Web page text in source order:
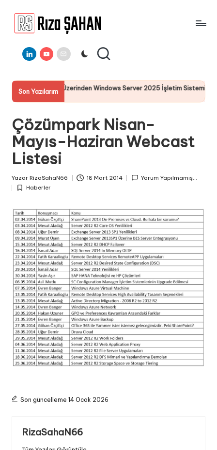
a
Ş
A
H
A
N
Bilgi
Paylaşım
LinkedinYoutube
E-
Mail
Son Yazılarım
LifeCycle Üzerinden Windows Server 2025 İşletim Sistemi Kurulumu
Çözümpark Nisan-
Mayıs-Haziran Webcast
Listesi
by
Yazar RizaSahaN66 18 Mart 2014 Yorum Yapılmamış...
Posted
Haberler
Son güncelleme 14 Ocak 2026
RizaSahaN66